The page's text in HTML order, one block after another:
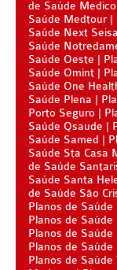
PLANO DE
PLANO DE
PLANO DE SAÚDE
PLANO DE
PLANO DE
PLANO DE SAÚDE
PLANO DE
PLANO DE
PLANO DE
PLANO DE SAÚDE
de Saúde
Saúde Medtour
Saúde Next Seisa
Saúde
Saúde Oeste
Saúde Omint
Saúde One
Saúde Plena
Porto Seguro
Saúde Qsaude
Saúde Samed
Saúde Sta Casa
de Saúde
Saúde Santa
de Saúde São
Planos de
Planos de Saúde
Planos de Saúde
Planos de Saúde
Planos de Saúde